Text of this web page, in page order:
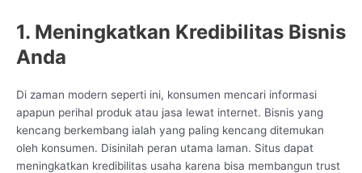
1. Meningkatkan Kredibilitas Bisnis
Anda
Di zaman modern seperti ini, konsumen mencari informasi
apapun perihal produk atau jasa lewat internet. Bisnis yang
kencang berkembang ialah yang paling kencang ditemukan
oleh konsumen. Disinilah peran utama laman. Situs dapat
meningkatkan kredibilitas usaha karena bisa membangun trust